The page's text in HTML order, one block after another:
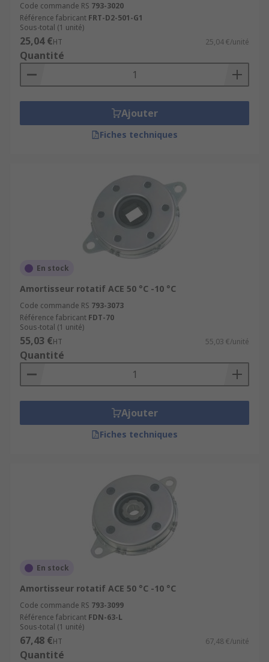
Code commande RS 793-3020
Référence fabricant FRT-D2-501-G1
Sous-total (1 unité)
25,04 €HT 25,04 €/unité
Quantité
Ajouter
Fiches techniques
En stock
Amortisseur rotatif ACE 50 °C -10 °C
Code commande RS 793-3073
Référence fabricant FDT-70
Sous-total (1 unité)
55,03 €HT 55,03 €/unité
Quantité
Ajouter
Fiches techniques
En stock
Amortisseur rotatif ACE 50 °C -10 °C
Code commande RS 793-3099
Référence fabricant FDN-63-L
Sous-total (1 unité)
67,48 €HT 67,48 €/unité
Quantité